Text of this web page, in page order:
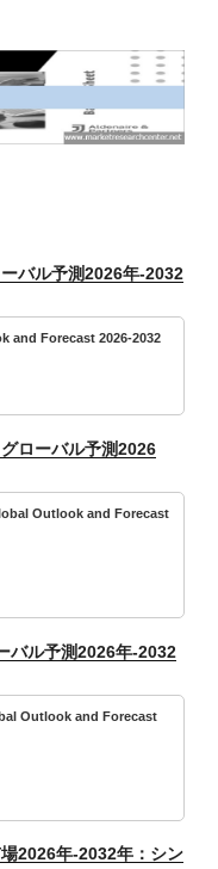
バル予測2026年-2032
and Forecast 2026-2032
ローバル予測2026
Outlook and Forecast
バル予測2026年-2032
Outlook and Forecast
2026年-2032年：シン